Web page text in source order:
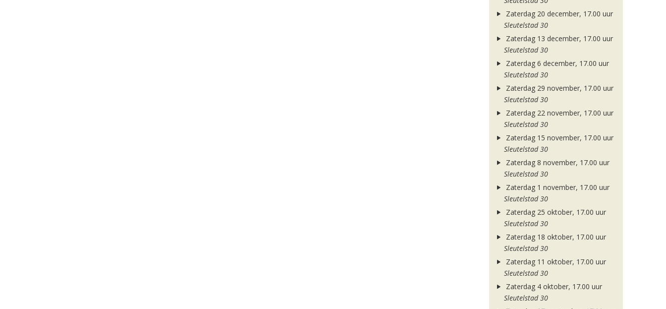
Zaterdag 20 december, 17.00 uur
Sleutelstad 30
Zaterdag 13 december, 17.00 uur
Sleutelstad 30
Zaterdag 6 december, 17.00 uur
Sleutelstad 30
Zaterdag 29 november, 17.00 uur
Sleutelstad 30
Zaterdag 22 november, 17.00 uur
Sleutelstad 30
Zaterdag 15 november, 17.00 uur
Sleutelstad 30
Zaterdag 8 november, 17.00 uur
Sleutelstad 30
Zaterdag 1 november, 17.00 uur
Sleutelstad 30
Zaterdag 25 oktober, 17.00 uur
Sleutelstad 30
Zaterdag 18 oktober, 17.00 uur
Sleutelstad 30
Zaterdag 11 oktober, 17.00 uur
Sleutelstad 30
Zaterdag 4 oktober, 17.00 uur
Sleutelstad 30